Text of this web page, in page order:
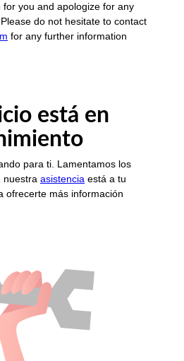
for you and apologize for any
do not hesitate to contact
for any further information
está en
para ti. Lamentamos los
nuestra asistencia está a tu
ofrecerte más información